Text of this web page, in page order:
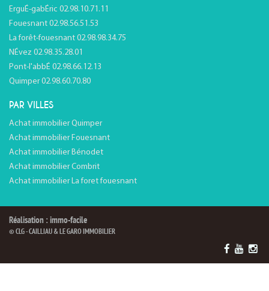
ErguÉ-gabÉric 02.98.10.71.11
Fouesnant 02.98.56.51.53
La forêt-fouesnant 02.98.98.34.75
NÉvez 02.98.35.28.01
Pont-l'abbÉ 02.98.66.12.13
Quimper 02.98.60.70.80
PAR VILLES
Achat immobilier Quimper
Achat immobilier Fouesnant
Achat immobilier Bénodet
Achat immobilier Combrit
Achat immobilier La foret fouesnant
Réalisation : immo-facile
© CLG - CAILLIAU & LE GARO IMMOBILIER